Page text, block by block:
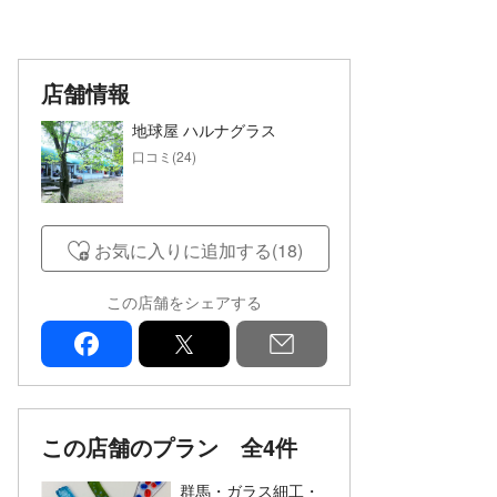
店舗情報
地球屋 ハルナグラス
口コミ(24)
お気に入りに追加する(18)
この店舗をシェアする
facebook
この店舗のプラン 全4件
群馬・ガラス細工・